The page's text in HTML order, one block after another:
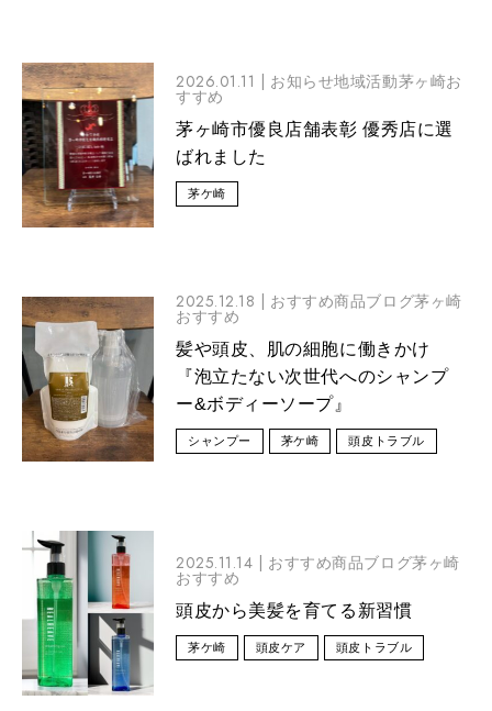
2026.01.11 | お知らせ地域活動茅ヶ崎お
すすめ
茅ヶ崎市優良店舗表彰 優秀店に選
ばれました
茅ケ崎
2025.12.18 | おすすめ商品ブログ茅ヶ崎
おすすめ
髪や頭皮、肌の細胞に働きかけ
『泡立たない次世代へのシャンプ
ー&ボディーソープ』
シャンプー 茅ケ崎 頭皮トラブル
2025.11.14 | おすすめ商品ブログ茅ヶ崎
おすすめ
頭皮から美髪を育てる新習慣
茅ケ崎 頭皮ケア 頭皮トラブル